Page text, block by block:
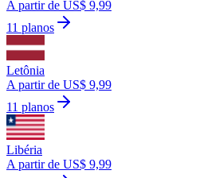
A partir de US$ 9,99
11 planos
Letônia
A partir de US$ 9,99
11 planos
Libéria
A partir de US$ 9,99